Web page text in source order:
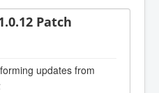
Patch
updates from